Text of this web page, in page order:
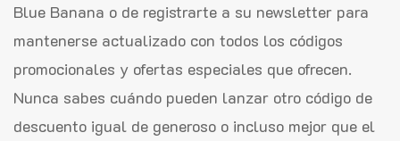
Blue Banana o de registrarte a su newsletter para
mantenerse actualizado con todos los códigos
promocionales y ofertas especiales que ofrecen.
Nunca sabes cuándo pueden lanzar otro código de
descuento igual de generoso o incluso mejor que el